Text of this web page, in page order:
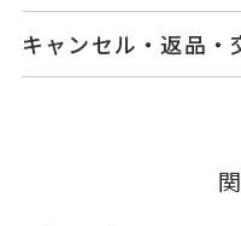
チャ
チェ
サフ
せ。
ご注文およびご入金
■お届け目安が「3営
キャンセル・返品・
ージの購入履歴一覧